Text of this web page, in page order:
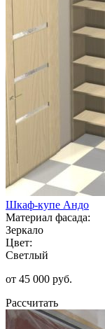
Шкаф-купе Андо
Материал фасада:
Зеркало
Цвет:
Светлый
от 45 000 руб.
Рассчитать